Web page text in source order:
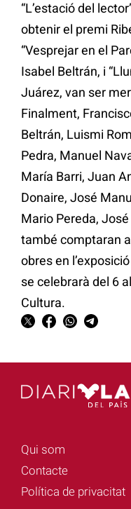
“L’estació del
obtenir el premi
“Vesprejar en el
Isabel Beltrán, i
Juárez, van ser
Finalment,
Beltrán, Luismi
Pedra, Manuel
María Barri, Juan
Donaire, José
Mario Pereda,
també comptaran
obres en
se celebrarà del 6
Cultura.
Qui som
Contacte
Política de privacitat